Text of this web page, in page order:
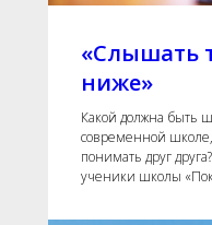
«Слышать
ниже»
Какой должна быть
современной
понимать друг
ученики школы